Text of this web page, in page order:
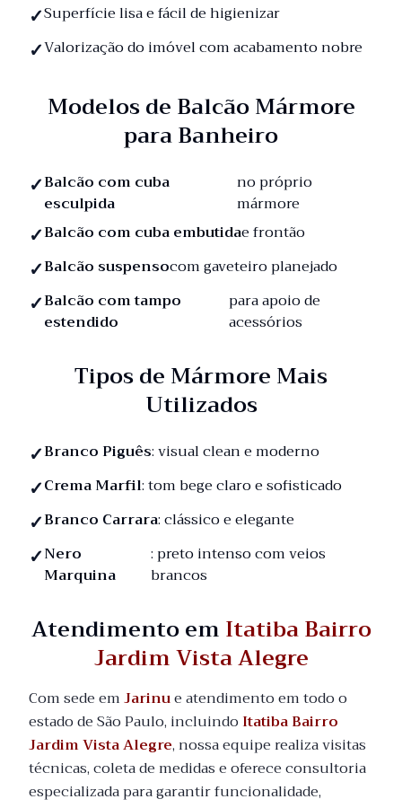
Superfície lisa e fácil de higienizar
Valorização do imóvel com acabamento nobre
Modelos de Balcão Mármore
para Banheiro
Balcão com cuba
esculpida
no próprio
mármore
Balcão com cuba embutidae frontão
Balcão suspensocom gaveteiro planejado
Balcão com tampo
estendido
para apoio de
acessórios
Tipos de Mármore Mais
Utilizados
Branco Piguês: visual clean e moderno
Crema Marfil: tom bege claro e sofisticado
Branco Carrara: clássico e elegante
Nero
Marquina
: preto intenso com veios
brancos
Atendimento emItatiba Bairro
Jardim Vista Alegre
Com sede emJarinue atendimento em todo o
estado de São Paulo, incluindo Itatiba Bairro
Jardim Vista Alegre, nossa equipe realiza visitas
técnicas, coleta de medidas e oferece consultoria
especializada para garantir funcionalidade,